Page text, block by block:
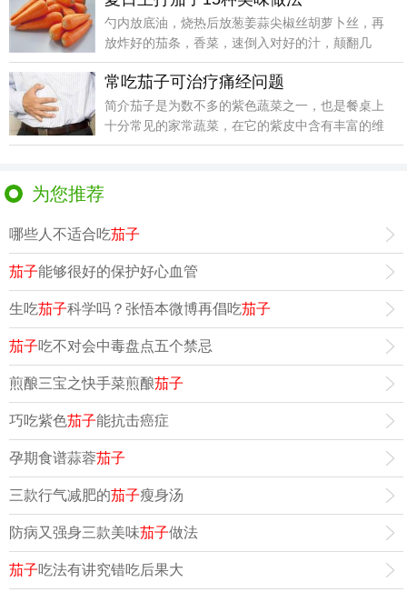
勺内放底油，烧热后放葱姜蒜尖椒丝胡萝卜丝，再
放炸好的茄条，香菜，速倒入对好的汁，颠翻几
下，装盘即好。
常吃茄子可治疗痛经问题
简介茄子是为数不多的紫色蔬菜之一，也是餐桌上
十分常见的家常蔬菜，在它的紫皮中含有丰富的维
生素e和维生
为您推荐
哪些人不适合吃茄子
茄子能够很好的保护好心血管
生吃茄子科学吗？张悟本微博再倡吃茄子
茄子吃不对会中毒盘点五个禁忌
煎酿三宝之快手菜煎酿茄子
巧吃紫色茄子能抗击癌症
孕期食谱蒜蓉茄子
三款行气减肥的茄子瘦身汤
防病又强身三款美味茄子做法
茄子吃法有讲究错吃后果大